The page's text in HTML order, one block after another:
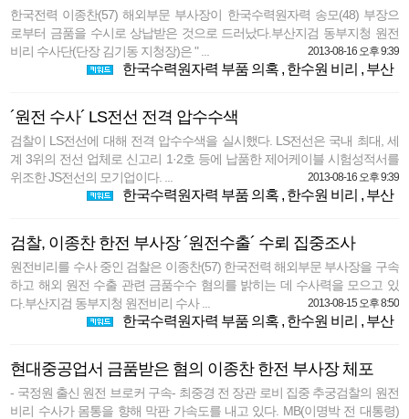
한국전력 이종찬(57) 해외부문 부사장이 한국수력원자력 송모(48) 부장으
로부터 금품을 수시로 상납받은 것으로 드러났다.부산지검 동부지청 원전
비리 수사단(단장 김기동 지청장)은 " ...
2013-08-16 오후 9:39
한국수력원자력 부품 의혹, 한수원 비리 , 부산
´원전 수사´ LS전선 전격 압수수색
검찰이 LS전선에 대해 전격 압수수색을 실시했다. LS전선은 국내 최대, 세
계 3위의 전선 업체로 신고리 1·2호 등에 납품한 제어케이블 시험성적서를
위조한 JS전선의 모기업이다. ...
2013-08-16 오후 9:39
한국수력원자력 부품 의혹, 한수원 비리 , 부산
검찰, 이종찬 한전 부사장 ´원전수출´ 수뢰 집중조사
원전비리를 수사 중인 검찰은 이종찬(57) 한국전력 해외부문 부사장을 구속
하고 해외 원전 수출 관련 금품수수 혐의를 밝히는 데 수사력을 모으고 있
다.부산지검 동부지청 원전비리 수사 ...
2013-08-15 오후 8:50
한국수력원자력 부품 의혹, 한수원 비리 , 부산
현대중공업서 금품받은 혐의 이종찬 한전 부사장 체포
- 국정원 출신 원전 브로커 구속- 최중경 전 장관 로비 집중 추궁검찰의 원전
비리 수사가 몸통을 향해 막판 가속도를 내고 있다. MB(이명박 전 대통령)